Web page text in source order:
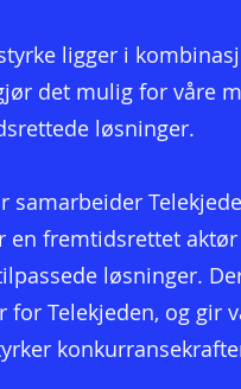
ligger i
det mulig for våre
løsninger.
samarbeider
en fremtidsrettet
løsninger.
for Telekjeden, og gir